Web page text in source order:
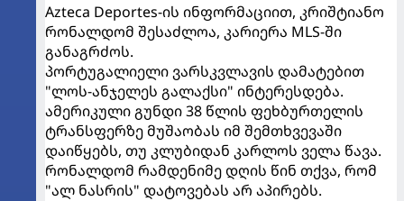
Azteca Deportes-ის ინფორმაციით, კრიშტიანო
რონალდომ შესაძლოა, კარიერა MLS-ში
განაგრძოს.
პორტუგალიელი ვარსკვლავის დამატებით
"ლოს-ანჯელეს გალაქსი" ინტერესდება.
ამერიკული გუნდი 38 წლის ფეხბურთელის
ტრანსფერზე მუშაობას იმ შემთხვევაში
დაიწყებს, თუ კლუბიდან კარლოს ველა წავა.
რონალდომ რამდენიმე დღის წინ თქვა, რომ
"ალ ნასრის" დატოვებას არ აპირებს.